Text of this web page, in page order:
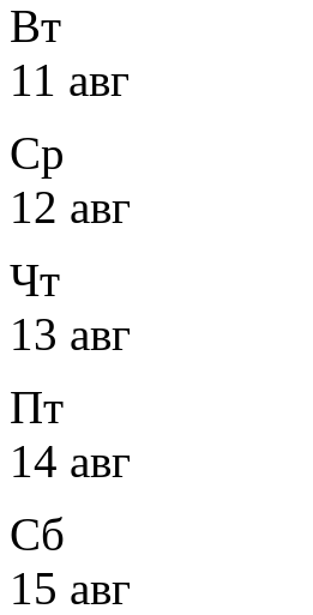
Вт
11 авг
Ср
12 авг
Чт
13 авг
Пт
14 авг
Сб
15 авг